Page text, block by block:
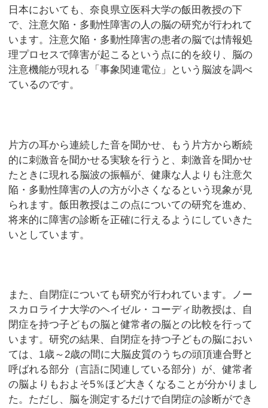
日本においても、奈良県立医科大学の飯田教授の下
で、注意欠陥・多動性障害の人の脳の研究が行われて
います。注意欠陥・多動性障害の患者の脳では情報処
理プロセスで障害が起こるという点に的を絞り、脳の
注意機能が現れる「事象関連電位」という脳波を調べ
ているのです。
片方の耳から連続した音を聞かせ、もう片方から断続
的に刺激音を聞かせる実験を行うと、刺激音を聞かせ
たときに現れる脳波の振幅が、健康な人よりも注意欠
陥・多動性障害の人の方が小さくなるという現象が見
られます。飯田教授はこの点についての研究を進め、
将来的に障害の診断を正確に行えるようにしていきた
いとしています。
また、自閉症についても研究が行われています。ノー
スカロライナ大学のヘイゼル・コーディ助教授は、自
閉症を持つ子どもの脳と健常者の脳との比較を行って
います。研究の結果、自閉症を持つ子どもの脳におい
ては、1歳～2歳の間に大脳皮質のうちの頭頂連合野と
呼ばれる部分（言語に関連している部分）が、健常者
の脳よりもおよそ5％ほど大きくなることが分かりまし
た。ただし、脳を測定するだけで自閉症の診断ができ